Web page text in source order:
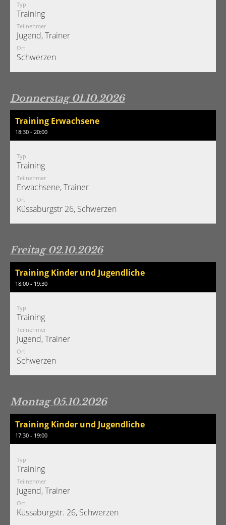
Typ
Training
Teilnehmer
Jugend, Trainer
Ort
Schwerzen
Donnerstag 01.10.2026
Training Erwachsene
18:30 - 20:00
Typ
Training
Teilnehmer
Erwachsene, Trainer
Ort
Küssaburgstr 26, Schwerzen
Freitag 02.10.2026
Training Kinder und Jugendliche
18:00 - 19:30
Typ
Training
Teilnehmer
Jugend, Trainer
Ort
Schwerzen
Montag 05.10.2026
Training Kinder und Jugendliche
17:30 - 19:00
Typ
Training
Teilnehmer
Jugend, Trainer
Ort
Küssaburgstr. 26, Schwerzen